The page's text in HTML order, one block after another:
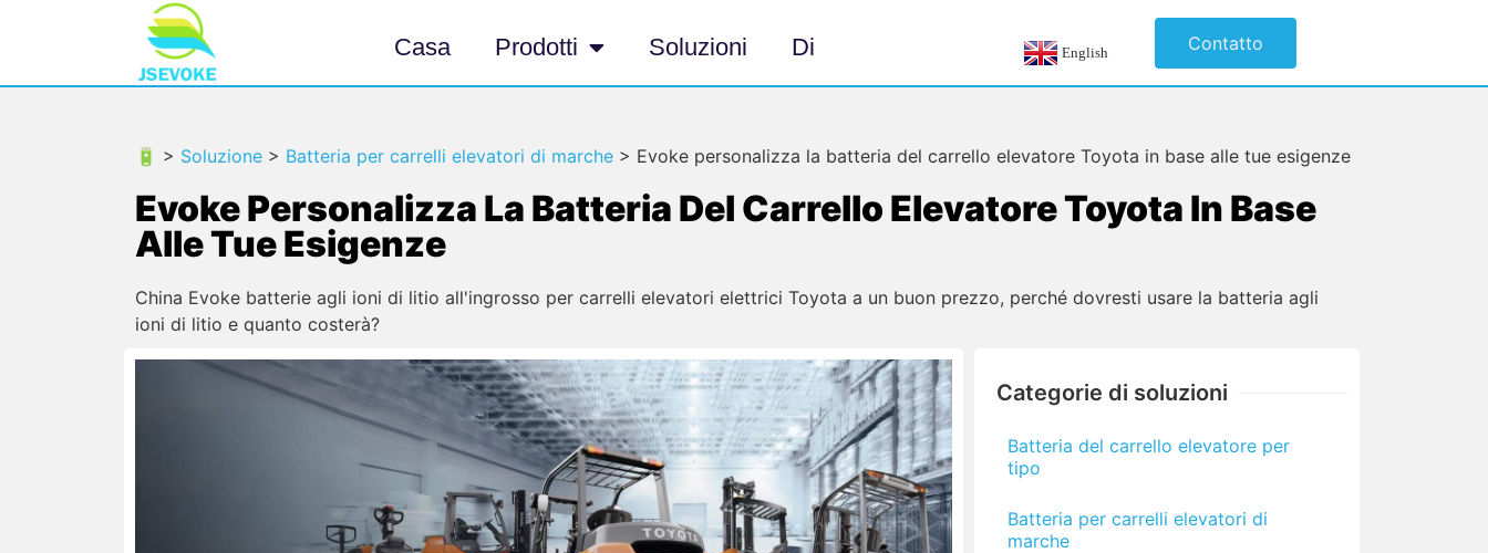
Casa Prodotti Soluzioni Di English Contatto
🔋 > Soluzione > Batteria per carrelli elevatori di marche > Evoke personalizza la batteria del carrello elevatore Toyota in base alle tue esigenze
Evoke Personalizza La Batteria Del Carrello Elevatore Toyota In Base
Alle Tue Esigenze
China Evoke batterie agli ioni di litio all'ingrosso per carrelli elevatori elettrici Toyota a un buon prezzo, perché dovresti usare la batteria agli
ioni di litio e quanto costerà?
Categorie di soluzioni
Batteria del carrello elevatore per
tipo
Batteria per carrelli elevatori di
marche